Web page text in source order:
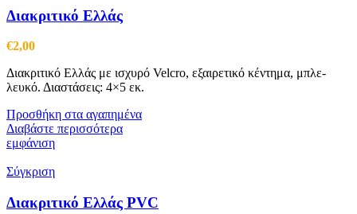
Διακριτικό Ελλάς
€2,00
Διακριτικό Ελλάς με ισχυρό Velcro, εξαιρετικό κέντημα, μπλε-
λευκό. Διαστάσεις: 4×5 εκ.
Προσθήκη στα αγαπημένα
Διαβάστε περισσότερα
εμφάνιση
Σύγκριση
Διακριτικό Ελλάς PVC